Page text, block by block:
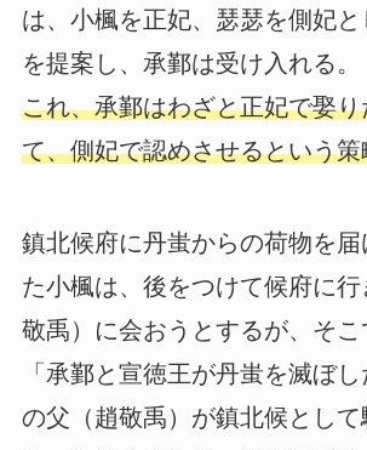
は、小楓を正妃、瑟瑟を側妃と
を提案し、承鄞は受け入れる。
これ、承鄞はわざと正妃で娶
て、側妃で認めさせるという
鎮北候府に丹蚩からの荷物を
た小楓は、後をつけて候府に
敬禹）に会おうとするが、そ
「承鄞と宣徳王が丹蚩を滅ぼ
の父（趙敬禹）が鎮北候とし